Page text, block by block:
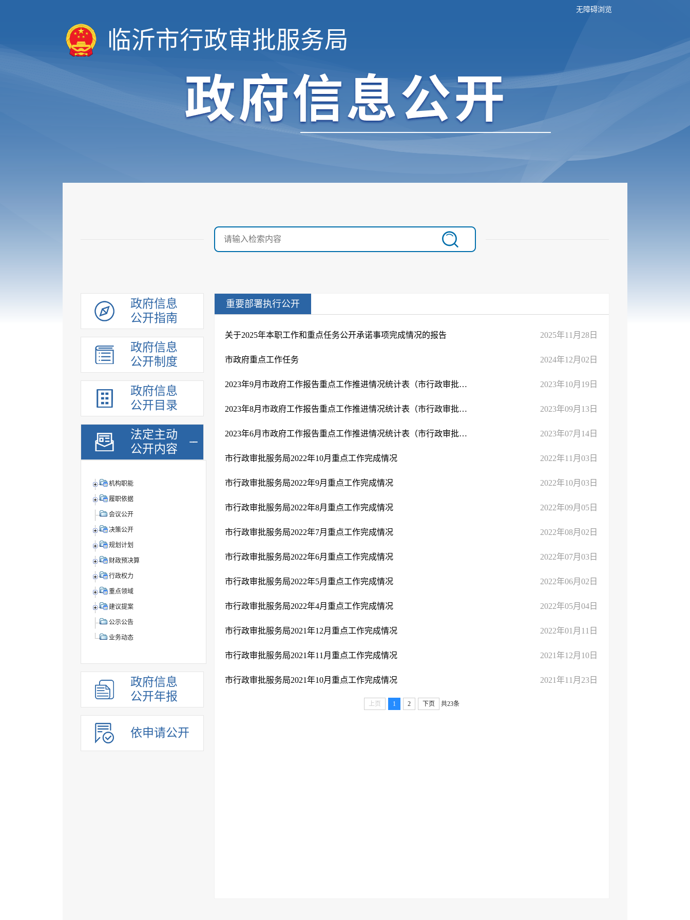
无障碍浏览
临沂市行政审批服务局
政府信息
公开指南
政府信息
公开制度
政府信息
公开目录
法定主动
公开内容
机构职能
履职依据
会议公开
决策公开
规划计划
财政预决算
行政权力
重点领域
建议提案
公示公告
业务动态
政府信息
公开年报
依申请公开
重要部署执行公开
关于2025年本职工作和重点任务公开承诺事项完成情况的报告 2025年11月28日
市政府重点工作任务 2024年12月02日
2023年9月市政府工作报告重点工作推进情况统计表（市行政审批服务局） 2023年10月19日
2023年8月市政府工作报告重点工作推进情况统计表（市行政审批服务局） 2023年09月13日
2023年6月市政府工作报告重点工作推进情况统计表（市行政审批服务局） 2023年07月14日
市行政审批服务局2022年10月重点工作完成情况 2022年11月03日
市行政审批服务局2022年9月重点工作完成情况 2022年10月03日
市行政审批服务局2022年8月重点工作完成情况 2022年09月05日
市行政审批服务局2022年7月重点工作完成情况 2022年08月02日
市行政审批服务局2022年6月重点工作完成情况 2022年07月03日
市行政审批服务局2022年5月重点工作完成情况 2022年06月02日
市行政审批服务局2022年4月重点工作完成情况 2022年05月04日
市行政审批服务局2021年12月重点工作完成情况 2022年01月11日
市行政审批服务局2021年11月重点工作完成情况 2021年12月10日
市行政审批服务局2021年10月重点工作完成情况 2021年11月23日
上页 1 2 下页 共23条